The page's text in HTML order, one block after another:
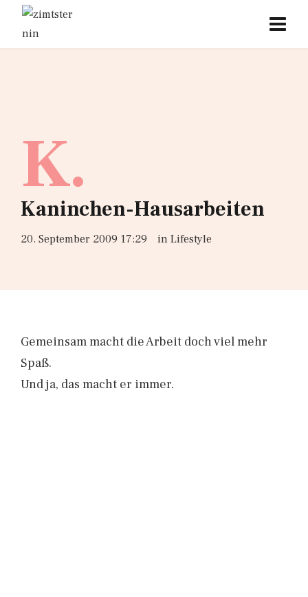
K.
Kaninchen-Hausarbeiten
20. September 2009 17:29 in Lifestyle
Gemeinsam macht die Arbeit doch viel mehr
Spaß.
Und ja, das macht er immer.